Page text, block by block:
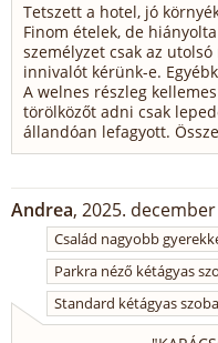
Tetszett a hotel, jó
Finom ételek, de
személyzet csak az
innivalót kérünk-e.
A welnes részleg
törölközőt adni csak
állandóan lefagyott.
Andrea, 2025.
Család nagyobb
Parkra néző kétágyas
Standard kétágyas